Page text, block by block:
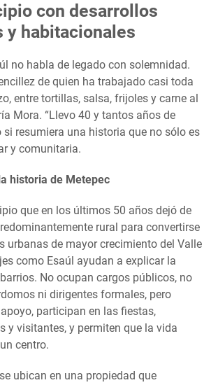
con desarrollos
y habitacionales
no habla de legado con solemnidad.
de quien ha trabajado casi toda
entre tortillas, salsa, frijoles y carne al
Mora. “Llevo 40 y tantos años de
si resumiera una historia que no sólo es
y comunitaria.
historia de Metepec
que en los últimos 50 años dejó de
rural para convertirse
urbanas de mayor crecimiento del Valle
como Esaúl ayudan a explicar la
No ocupan cargos públicos, no
ni dirigentes formales, pero
participan en las fiestas,
y visitantes, y permiten que la vida
centro.
ubican en una propiedad que